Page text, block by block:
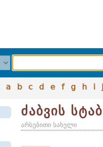
a b c d e f g h i j
ძაბვის
არსებითი სახელი